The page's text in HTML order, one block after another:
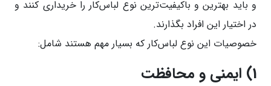
و باید بهترین و باکیفیت‌ترین نوع لباس‌کار را خریداری کنند و
در اختیار این افراد بگذارند.
خصوصیات این نوع لباس‌کار که بسیار مهم هستند شامل:
1) ایمنی و محافظت